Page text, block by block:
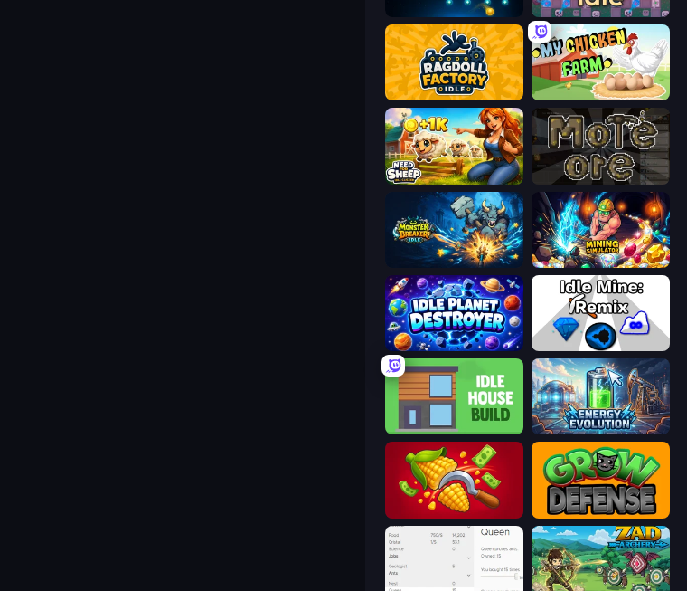
Plinko Idle DualForce Idle
Ragdoll Factory Idle My Chicken Farm
Need for Sheep: Idle Clicker More Ore
Monster Breaker Idle Mining Simulator
Idle Planet Destroyer Idle Mine: Remix
Idle House Build Energy Evolution
Farm-51: Secret Harvest Grow Defense